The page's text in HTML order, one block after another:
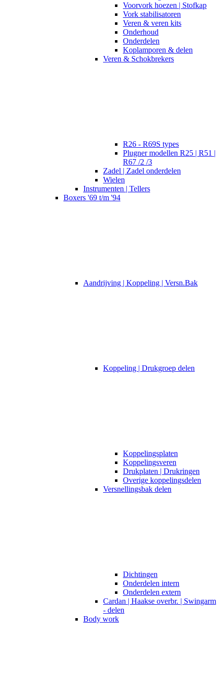
Voorvork hoezen | Stofkap
Vork stabilisatoren
Veren & veren kits
Onderhoud
Onderdelen
Koplamporen & delen
Veren & Schokbrekers
R26 - R69S types
Plugner modellen R25 | R51 |
R67 /2 /3
Zadel | Zadel onderdelen
Wielen
Instrumenten | Tellers
Boxers '69 t/m '94
Aandrijving | Koppeling | Versn.Bak
Koppeling | Drukgroep delen
Koppelingsplaten
Koppelingsveren
Drukplaten | Drukringen
Overige koppelingsdelen
Versnellingsbak delen
Dichtingen
Onderdelen intern
Onderdelen extern
Cardan | Haakse overbr. | Swingarm
- delen
Body work